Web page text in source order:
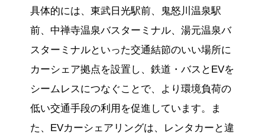
具体的には、東武日光駅前、鬼怒川温泉駅
前、中禅寺温泉バスターミナル、湯元温泉バ
スターミナルといった交通結節のいい場所に
カーシェア拠点を設置し、鉄道・バスとEVを
シームレスにつなぐことで、より環境負荷の
低い交通手段の利用を促進しています。ま
た、EVカーシェアリングは、レンタカーと違